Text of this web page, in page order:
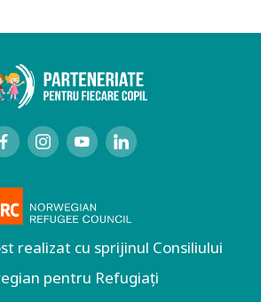
realizat cu sprijinul Consiliului
pentru Refugiați